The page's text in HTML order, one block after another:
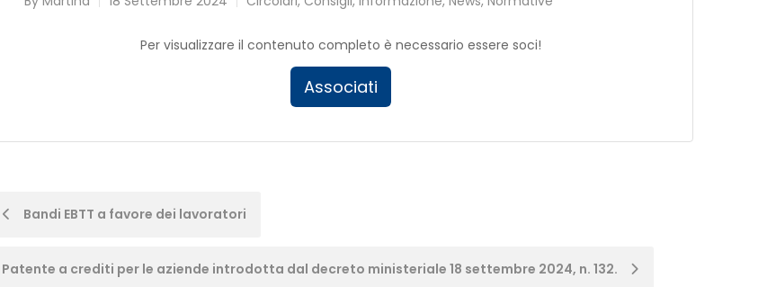
Per visualizzare il contenuto completo è necessario essere soci!
Associati
PostBandi EBTT a favore dei lavoratori
Patente a crediti per le aziende introdotta dal decreto ministeriale 18 settembre 2024, n. 132.